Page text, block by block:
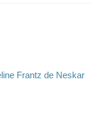
Frantz de Neskar